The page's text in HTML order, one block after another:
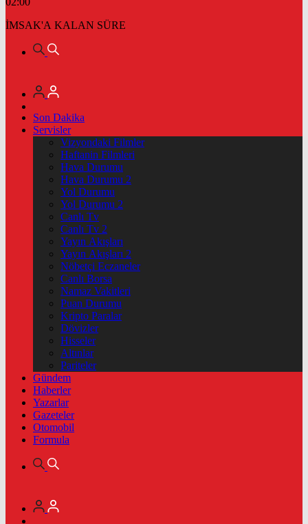
İMSAK'A KALAN SÜRE
Son Dakika
Servisler
Vizyondaki Filmler
Haftanin Filmleri
Hava Durumu
Hava Durumu 2
Yol Durumu
Yol Durumu 2
Canlı Tv
Canlı Tv 2
Yayın Akışları
Yayın Akışları 2
Nöbetçi Eczaneler
Canlı Borsa
Namaz Vakitleri
Puan Durumu
Kripto Paralar
Dövizler
Hisseler
Altınlar
Pariteler
Gündem
Haberler
Yazarlar
Gazeteler
Otomobil
Formula